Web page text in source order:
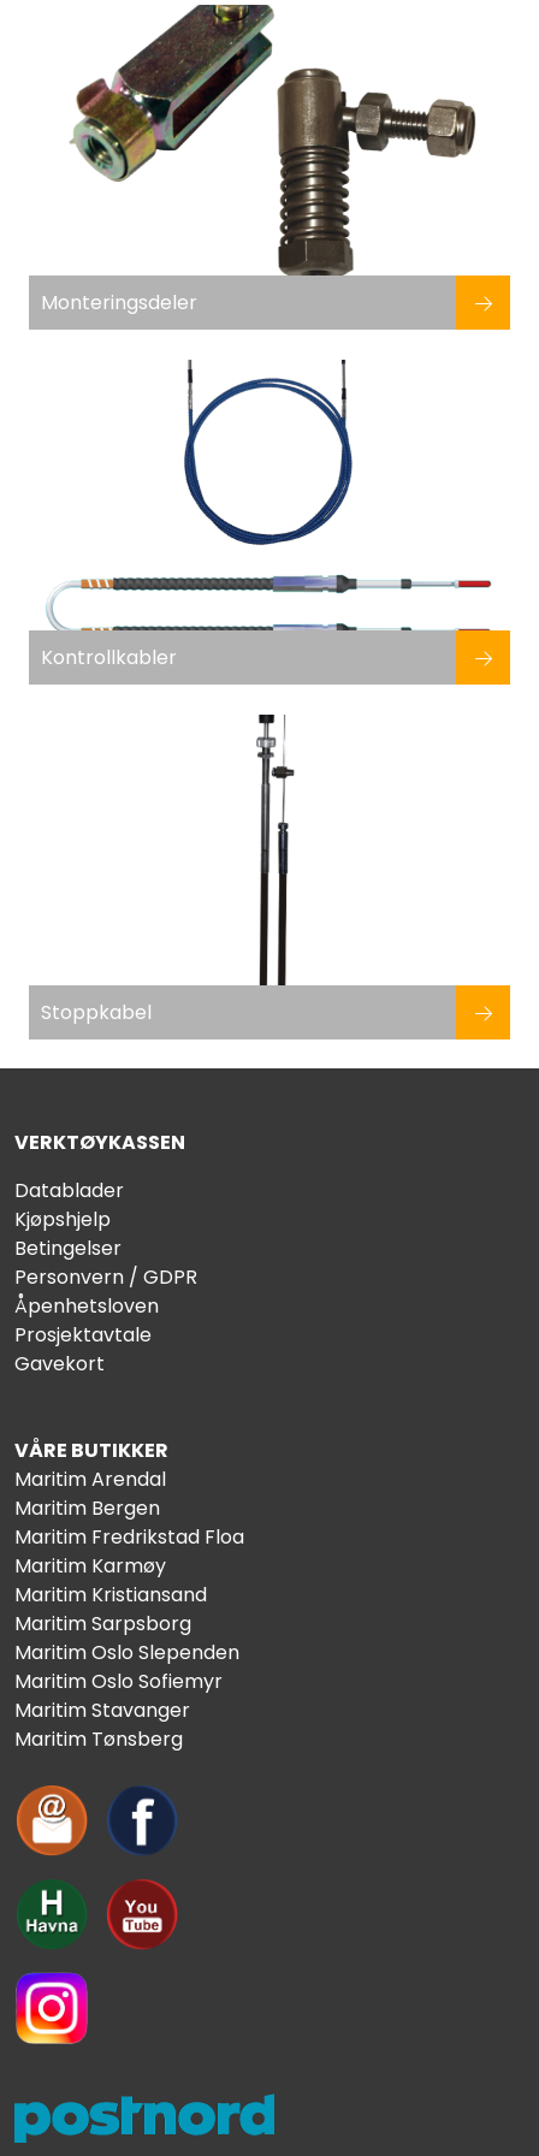
Monteringsdeler
Kontrollkabler
Stoppkabel
VERKTØYKASSEN
Datablader
Kjøpshjelp
Betingelser
Personvern / GDPR
Åpenhetsloven
Prosjektavtale
Gavekort
VÅRE BUTIKKER
Maritim Arendal
Maritim Bergen
Maritim Fredrikstad Floa
Maritim Karmøy
Maritim Kristiansand
Maritim Sarpsborg
Maritim Oslo Slependen
Maritim Oslo Sofiemyr
Maritim Stavanger
Maritim Tønsberg
Fritid/Sikkerhet
Båtpleie/Opplag
Outlet